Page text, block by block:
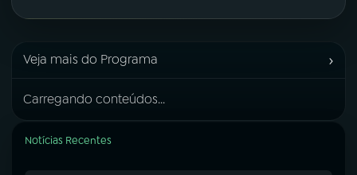
Veja mais do Programa ›
Carregando conteúdos...
Notícias Recentes